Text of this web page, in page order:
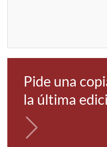
Pide una
la última